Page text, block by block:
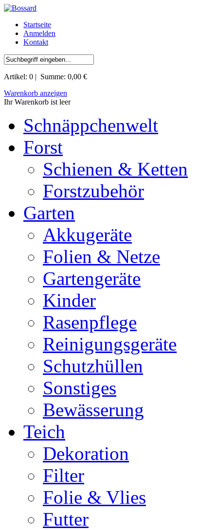
Startseite
Anmelden
Kontakt
Artikel: 0 | Summe: 0,00 €
Warenkorb anzeigen
Ihr Warenkorb ist leer
Schnäppchenwelt
Forst
Schienen & Ketten
Forstzubehör
Garten
Akkugeräte
Folien & Netze
Gartengeräte
Kinder
Rasenpflege
Reinigungsgeräte
Schutzhüllen
Sonstiges
Bewässerung
Teich
Dekoration
Filter
Folie & Vlies
Futter